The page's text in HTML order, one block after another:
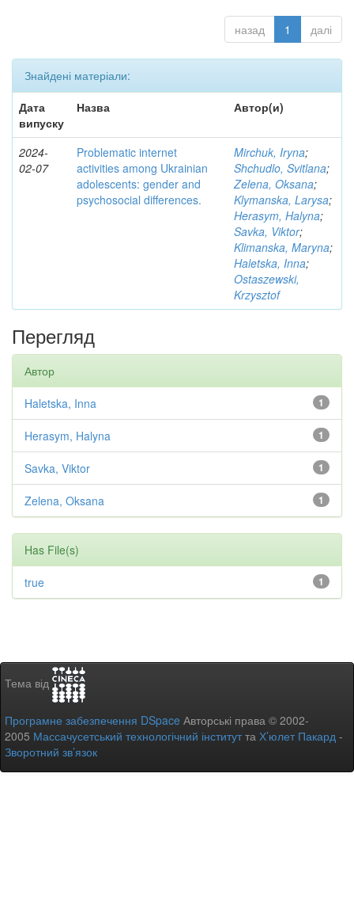
назад 1 далі
Знайдені матеріали:
Дата
випуску
Назва Автор(и)
2024-
02-07
Problematic internet
activities among Ukrainian
adolescents: gender and
psychosocial differences.
Mirchuk, Iryna;
Shchudlo, Svitlana;
Zelena, Oksana;
Klymanska, Larysa;
Herasym, Halyna;
Savka, Viktor;
Klimanska, Maryna;
Haletska, Inna;
Ostaszewski,
Krzysztof
Перегляд
Автор
1
Haletska, Inna
1
Herasym, Halyna
1
Savka, Viktor
1
Zelena, Oksana
Has File(s)
1
true
Тема від
Програмне забезпечення DSpace Авторські права © 2002-
2005 Массачусетський технологічний інститутта Х’юлет Пакард -
Зворотний зв’язок